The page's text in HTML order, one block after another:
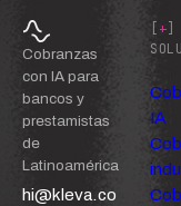
Cobranzas
con IA para
bancos y
prestamistas
de
Latinoamérica
hi@kleva.co
[+]
IA